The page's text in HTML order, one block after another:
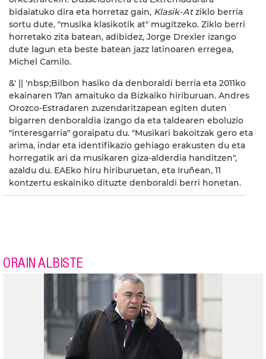
bidaiatuko dira eta horretaz gain, Klasik-Atziklo berria
sortu dute, "musika klasikotik at" mugitzeko. Ziklo berri
horretako zita batean, adibidez, Jorge Drexler izango
dute lagun eta beste batean jazz latinoaren erregea,
Michel Camilo.
&' || 'nbsp;Bilbon hasiko da denboraldi berria eta 2011ko
ekainaren 17an amaituko da Bizkaiko hiriburuan. Andres
Orozco-Estradaren zuzendaritzapean egiten duten
bigarren denboraldia izango da eta taldearen eboluzio
"interesgarria" goraipatu du. "Musikari bakoitzak gero eta
arima, indar eta identifikazio gehiago erakusten du eta
horregatik ari da musikaren giza-alderdia handitzen",
azaldu du. EAEko hiru hiriburuetan, eta Iruñean, 11
kontzertu eskainiko dituzte denboraldi berri honetan.
ORAIN ALBISTE